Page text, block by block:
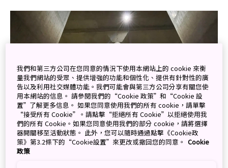
用於洩洪的壓力控制水塔，其天花板由七公尺長、兩公尺寬、18公
我們和第三方公司在您同意的情況下使用本網站上的 cookie 來衡
量我們網站的受眾、提供增強的功能和個性化、提供有針對性的廣
告以及利用社交媒體功能。我們可能會與第三方公司分享有關您使
用本網站的信息。 請參閱我們的“Cookie 政策”和“Cookie 設
置”了解更多信息。 如果您同意使用我們的所有 cookie，請單擊
“接受所有 Cookie”。請點擊“拒絕所有 Cookie”以拒絕使用我
們的所有 Cookie。如果您同意使用我們的部分 cookie，請將選擇
器開關移至活動狀態。 此外，您可以隨時通過點擊《Cookie政
策》第3.2條下的“Cookie設置”來更改或撤回您的同意。 Cookie
政策